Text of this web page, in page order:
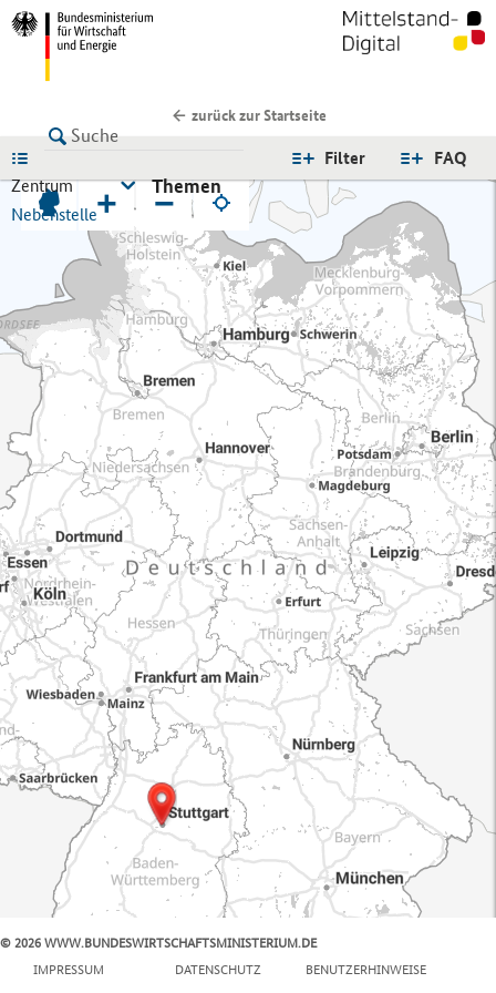
zurück zur Startseite
FAQ
Filter
Zentrum
Nebenstelle
Themen
+ −
© 2026 WWW.BUNDESWIRTSCHAFTSMINISTERIUM.DE
IMPRESSUM
DATENSCHUTZ BENUTZERHINWEISE